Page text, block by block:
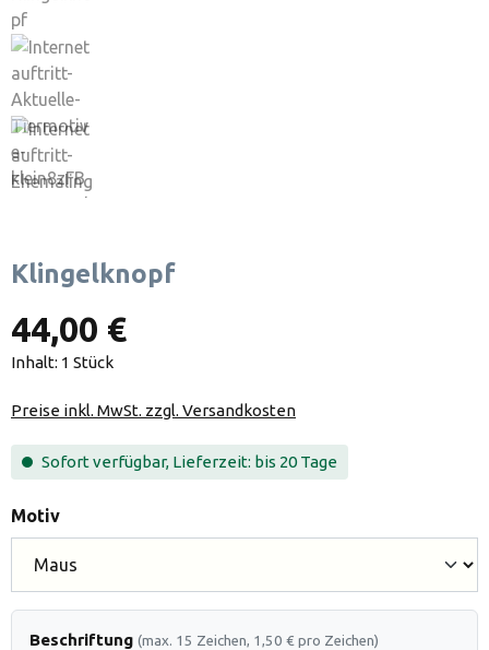
Klingelknopf
44,00 €
Inhalt: 1 Stück
Preise inkl. MwSt. zzgl. Versandkosten
Sofort verfügbar, Lieferzeit: bis 20 Tage
Motivauswählen
Beschriftung (max. 15 Zeichen, 1,50 € pro Zeichen)